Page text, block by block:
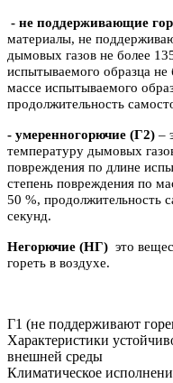
- не поддерживающие
материалы, не
дымовых газов не более
испытываемого образца не
массе испытываемого
продолжительность
- умеренногорючие (Г2) –
температуру дымовых
повреждения по длине
степень повреждения по
50 %, продолжительность
секунд.
Негорючие (НГ) это
гореть в воздухе.
Г1 (не поддерживают
Характеристики
внешней среды
Климатическое